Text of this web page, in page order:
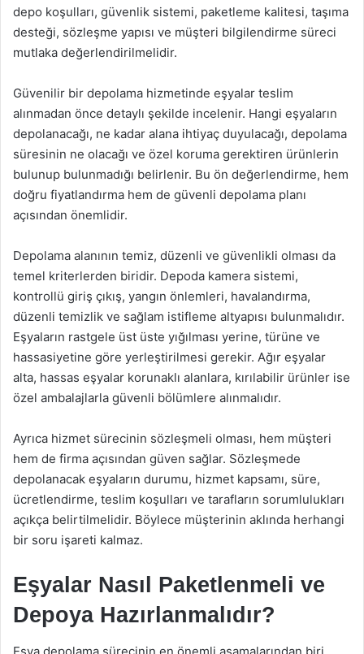
depo koşulları, güvenlik sistemi, paketleme kalitesi, taşıma
desteği, sözleşme yapısı ve müşteri bilgilendirme süreci
mutlaka değerlendirilmelidir.
Güvenilir bir depolama hizmetinde eşyalar teslim
alınmadan önce detaylı şekilde incelenir. Hangi eşyaların
depolanacağı, ne kadar alana ihtiyaç duyulacağı, depolama
süresinin ne olacağı ve özel koruma gerektiren ürünlerin
bulunup bulunmadığı belirlenir. Bu ön değerlendirme, hem
doğru fiyatlandırma hem de güvenli depolama planı
açısından önemlidir.
Depolama alanının temiz, düzenli ve güvenlikli olması da
temel kriterlerden biridir. Depoda kamera sistemi,
kontrollü giriş çıkış, yangın önlemleri, havalandırma,
düzenli temizlik ve sağlam istifleme altyapısı bulunmalıdır.
Eşyaların rastgele üst üste yığılması yerine, türüne ve
hassasiyetine göre yerleştirilmesi gerekir. Ağır eşyalar
alta, hassas eşyalar korunaklı alanlara, kırılabilir ürünler ise
özel ambalajlarla güvenli bölümlere alınmalıdır.
Ayrıca hizmet sürecinin sözleşmeli olması, hem müşteri
hem de firma açısından güven sağlar. Sözleşmede
depolanacak eşyaların durumu, hizmet kapsamı, süre,
ücretlendirme, teslim koşulları ve tarafların sorumlulukları
açıkça belirtilmelidir. Böylece müşterinin aklında herhangi
bir soru işareti kalmaz.
Eşyalar Nasıl Paketlenmeli ve
Depoya Hazırlanmalıdır?